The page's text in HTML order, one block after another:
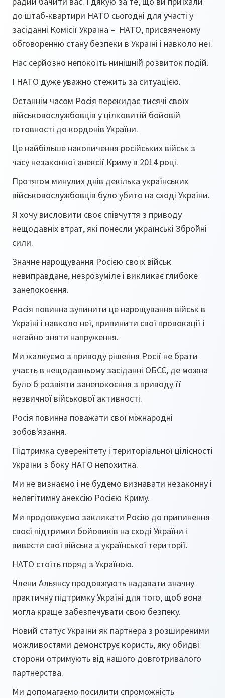
до штаб-квартири НАТО сьогодні для участі у
засіданні Комісії Україна – НАТО, присвяченому
обговоренню стану безпеки в Україні і навколо неї.
Нас серйозно непокоїть нинішній розвиток подій.
І НАТО дуже уважно стежить за ситуацією.
Останнім часом Росія перекидає тисячі своїх
військовослужбовців у цілковитій бойовій
готовності до кордонів України.
Це найбільше накопичення російських військ з
часу незаконної анексії Криму в 2014 році.
Протягом минулих днів декілька українських
військовослужбовців було убито на сході України.
Я хочу висловити своє співчуття з приводу
нещодавніх втрат, які понесли українські Збройні
сили.
Значне нарощування Росією своїх військ
невиправдане, незрозуміле і викликає глибоке
занепокоєння.
Росія повинна зупинити це нарощування військ в
Україні і навколо неї, припинити свої провокації і
негайно зняти напруження.
Ми жалкуємо з приводу рішення Росії не брати
участь в нещодавньому засіданні ОБСЄ, де можна
було б розвіяти занепокоєння з приводу її
незвичної військової активності.
Росія повинна поважати свої міжнародні
зобов'язання.
Підтримка суверенітету і територіальної цілісності
України з боку НАТО непохитна.
Ми не визнаємо і не будемо визнавати незаконну і
нелегітимну анексію Росією Криму.
Ми продовжуємо закликати Росію до припинення
своєї підтримки бойовиків на сході України і
вивести свої війська з української території.
НАТО стоїть поряд з Україною.
Члени Альянсу продовжують надавати значну
практичну підтримку Україні для того, щоб вона
могла краще забезпечувати свою безпеку.
Новий статус України як партнера з розширеними
можливостями демонструє користь, яку обидві
сторони отримують від нашого довготривалого
партнерства.
Ми допомагаємо посилити спроможність